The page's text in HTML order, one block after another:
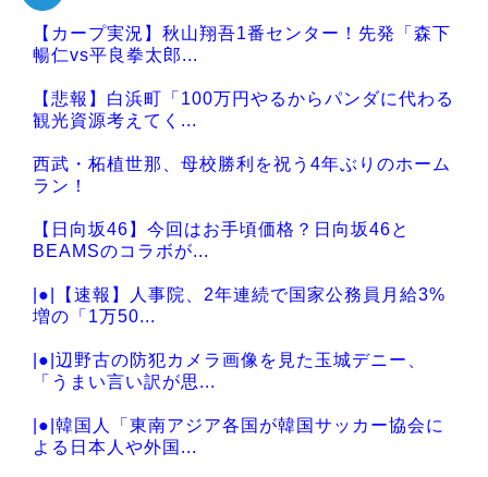
Powered by livedoor 相互RSS
【カープ実況】秋山翔吾1番センター！先発「森下
暢仁vs平良拳太郎...
【悲報】白浜町「100万円やるからパンダに代わる
観光資源考えてく...
西武・柘植世那、母校勝利を祝う4年ぶりのホーム
ラン！
【日向坂46】今回はお手頃価格？日向坂46と
BEAMSのコラボが...
|●|【速報】人事院、2年連続で国家公務員月給3%
増の「1万50...
|●|辺野古の防犯カメラ画像を見た玉城デニー、
「うまい言い訳が思...
|●|韓国人「東南アジア各国が韓国サッカー協会に
よる日本人や外国...